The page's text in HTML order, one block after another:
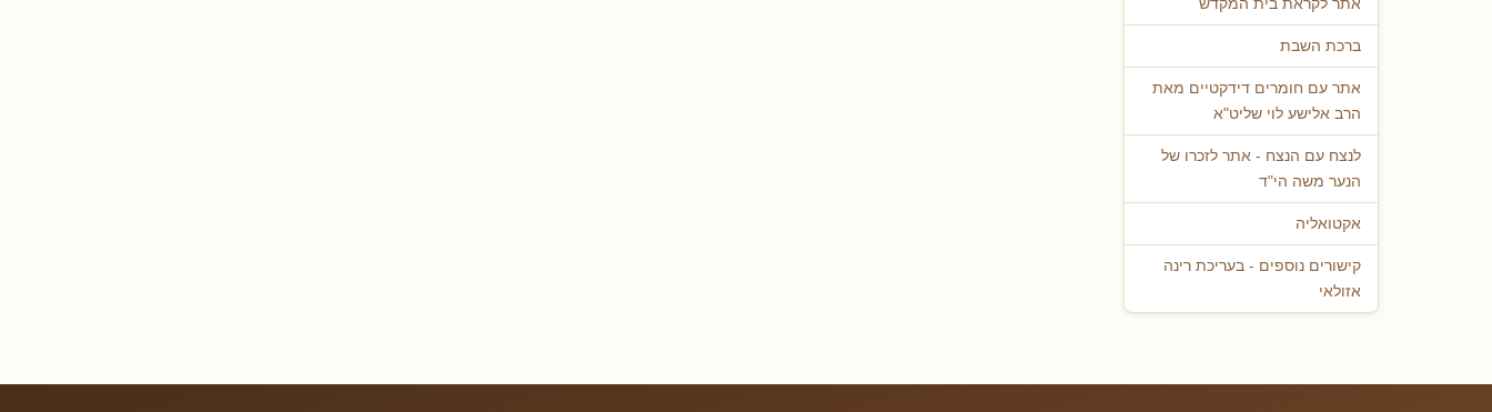
אתר לקראת בית המקדש
ברכת השבת
אתר עם חומרים דידקטיים מאת
הרב אלישע לוי שליט"א
לנצח עם הנצח - אתר לזכרו של
הנער משה הי"ד
אקטואליה
קישורים נוספים - בעריכת רינה
אזולאי